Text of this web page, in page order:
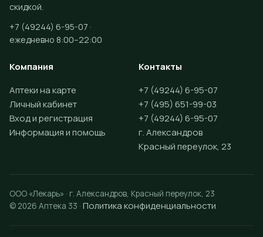
скидкой.
+7 (49244) 6-95-07 ·
ежедневно 8:00–22:00
Компания
Аптеки на карте
Личный кабинет
Вход и регистрация
Информация и помощь
Контакты
+7 (49244) 6-95-07
+7 (495) 651-99-03
+7 (49244) 6-95-07
г. Александров
Красный переулок, 23
ООО «Лекарь» · г. Александров, Красный переулок, 23
© 2026 Аптека 33 · Политика конфиденциальности